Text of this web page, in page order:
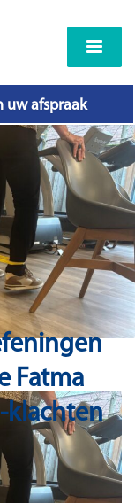
uw afspraak
Fatma
klachten